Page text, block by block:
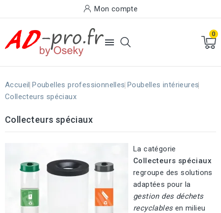
Mon compte

0
Accueil Poubelles professionnelles Poubelles intérieures
Collecteurs spéciaux
Collecteurs spéciaux
La catégorie
Collecteurs spéciaux
regroupe des solutions
adaptées pour la
gestion des déchets
recyclablesen milieu